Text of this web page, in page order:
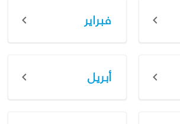
فبراير
أبريل